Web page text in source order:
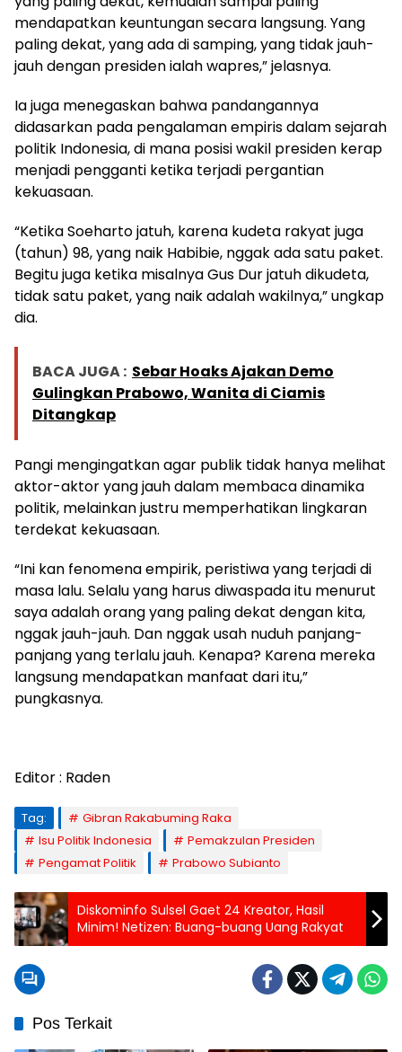
mendapatkan keuntungan secara langsung. Yang
paling dekat, yang ada di samping, yang tidak jauh-
jauh dengan presiden ialah wapres,” jelasnya.
Ia juga menegaskan bahwa pandangannya
didasarkan pada pengalaman empiris dalam sejarah
politik Indonesia, di mana posisi wakil presiden kerap
menjadi pengganti ketika terjadi pergantian
kekuasaan.
“Ketika Soeharto jatuh, karena kudeta rakyat juga
(tahun) 98, yang naik Habibie, nggak ada satu paket.
Begitu juga ketika misalnya Gus Dur jatuh dikudeta,
tidak satu paket, yang naik adalah wakilnya,” ungkap
dia.
BACA JUGA : Sebar Hoaks Ajakan Demo
Gulingkan Prabowo, Wanita di Ciamis
Ditangkap
Pangi mengingatkan agar publik tidak hanya melihat
aktor-aktor yang jauh dalam membaca dinamika
politik, melainkan justru memperhatikan lingkaran
terdekat kekuasaan.
“Ini kan fenomena empirik, peristiwa yang terjadi di
masa lalu. Selalu yang harus diwaspada itu menurut
saya adalah orang yang paling dekat dengan kita,
nggak jauh-jauh. Dan nggak usah nuduh panjang-
panjang yang terlalu jauh. Kenapa? Karena mereka
langsung mendapatkan manfaat dari itu,”
pungkasnya.
Editor : Raden
Tag:
Gibran Rakabuming Raka
Isu Politik Indonesia
Pemakzulan Presiden
Pengamat Politik
Prabowo Subianto
Diskominfo Sulsel Gaet 24 Kreator, Hasil
Minim! Netizen: Buang-buang Uang Rakyat
Pos Terkait